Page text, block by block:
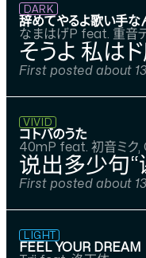
辞めてやるよ歌い手な
なまはげP feat. 重音
DARK
そうよ 私は
First posted about
コトバのうた
40mP feat. 初音ミク,
VIVID
说出多少句“
First posted about
FEEL YOUR DREAM
LIGHT